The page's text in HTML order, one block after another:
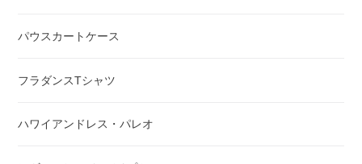
パウスカートケース
フラダンスTシャツ
ハワイアンドレス・パレオ